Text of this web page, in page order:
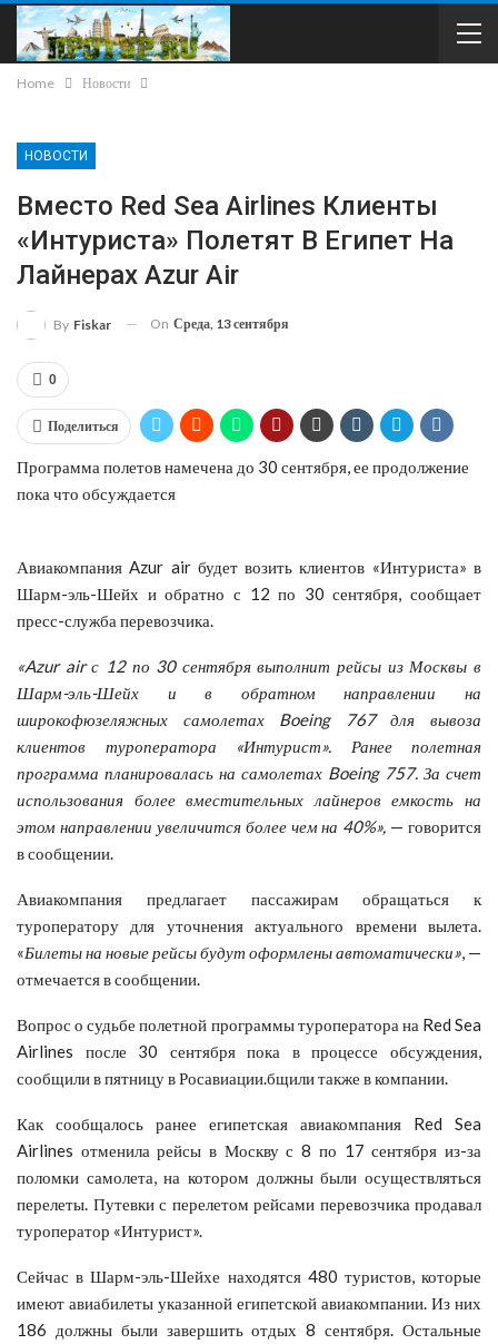
Home Новости
НОВОСТИ
Вместо Red Sea Airlines Клиенты
«Интуриста» Полетят В Египет На
Лайнерах Azur Air
By Fiskar On Среда, 13 сентября
0
Поделиться
Программа полетов намечена до 30 сентября, ее продолжение
пока что обсуждается
Авиакомпания Azur air будет возить клиентов «Интуриста» в
Шарм-эль-Шейх и обратно с 12 по 30 сентября, сообщает
пресс-служба перевозчика.
«Azurair с 12 по 30 сентября выполнит рейсы из Москвы в
Шарм-эль-Шейх и в обратном направлении на
широкофюзеляжных самолетах Boeing 767 для вывоза
клиентов туроператора «Интурист». Ранее полетная
программа планировалась на самолетах Boeing 757. За счет
использования более вместительных лайнеров емкость на
этом направлении увеличится более чем на 40%», — говорится
в сообщении.
Авиакомпания предлагает пассажирам обращаться к
туроператору для уточнения актуального времени вылета.
«Билеты на новые рейсы будут оформлены автоматически», —
отмечается в сообщении.
Вопрос о судьбе полетной программы туроператора на Red Sea
Airlines после 30 сентября пока в процессе обсуждения,
сообщили в пятницу в Росавиации.бщили также в компании.
Как сообщалось ранее египетская авиакомпания Red Sea
Airlines отменила рейсы в Москву с 8 по 17 сентября из-за
поломки самолета, на котором должны были осуществляться
перелеты. Путевки с перелетом рейсами перевозчика продавал
туроператор «Интурист».
Сейчас в Шарм-эль-Шейхе находятся 480 туристов, которые
имеют авиабилеты указанной египетской авиакомпании. Из них
186 должны были завершить отдых 8 сентября. Остальные